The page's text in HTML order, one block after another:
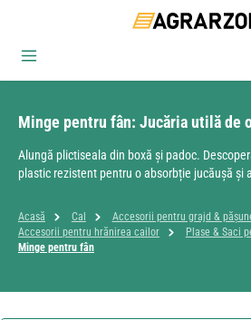
Sari la conținutul principal
Minge pentru fân: Jucăria utilă de
Alungă plictiseala din boxă și padoc.
plastic rezistent pentru o absorbție jucăușă și
Acasă Cal
Accesorii pentru grajd &
Accesorii pentru hrănirea cailor
Plase & Saci
Minge pentru fân